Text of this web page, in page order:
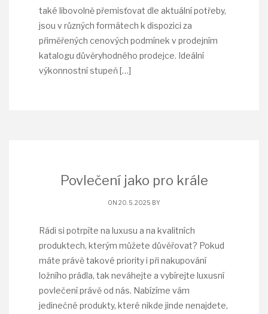
také libovolně přemisťovat dle aktuální potřeby,
jsou v různých formátech k dispozici za
přiměřených cenových podmínek v prodejním
katalogu důvěryhodného prodejce. Ideální
výkonnostní stupeň[…]
Povlečení jako pro krále
ON 20. 5. 2025 BY
Rádi si potrpíte na luxusu a na kvalitních
produktech, kterým můžete důvěřovat? Pokud
máte právě takové priority i při nakupování
ložního prádla, tak neváhejte a vybírejte luxusní
povlečení právě od nás. Nabízíme vám
jedinečné produkty, které nikde jinde nenajdete,